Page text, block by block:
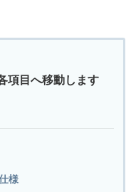
項目へ移動します
様